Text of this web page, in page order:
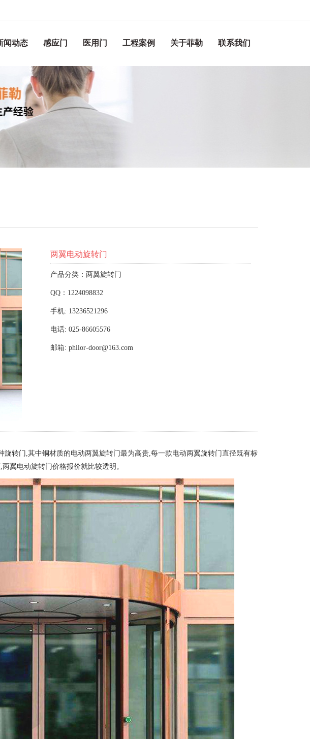
闻动态 感应门 医用门 工程案例 关于菲勒 联系我们
两翼电动旋转门
产品分类：两翼旋转门
QQ：1224098832
手机: 13236521296
电话: 025-86605576
邮箱: philor-door@163.com
转门,其中铜材质的电动两翼旋转门最为高贵,每一款电动两翼旋转门直径既有标
翼电动旋转门价格报价就比较透明。